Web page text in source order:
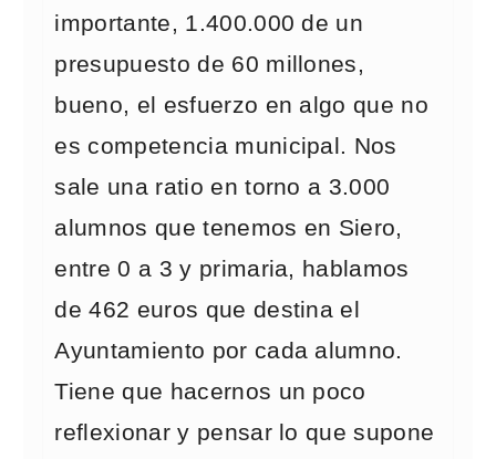
importante, 1.400.000 de un
presupuesto de 60 millones,
bueno, el esfuerzo en algo que no
es competencia municipal. Nos
sale una ratio en torno a 3.000
alumnos que tenemos en Siero,
entre 0 a 3 y primaria, hablamos
de 462 euros que destina el
Ayuntamiento por cada alumno.
Tiene que hacernos un poco
reflexionar y pensar lo que supone